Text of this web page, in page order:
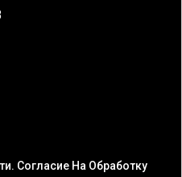
Согласие На Обработку